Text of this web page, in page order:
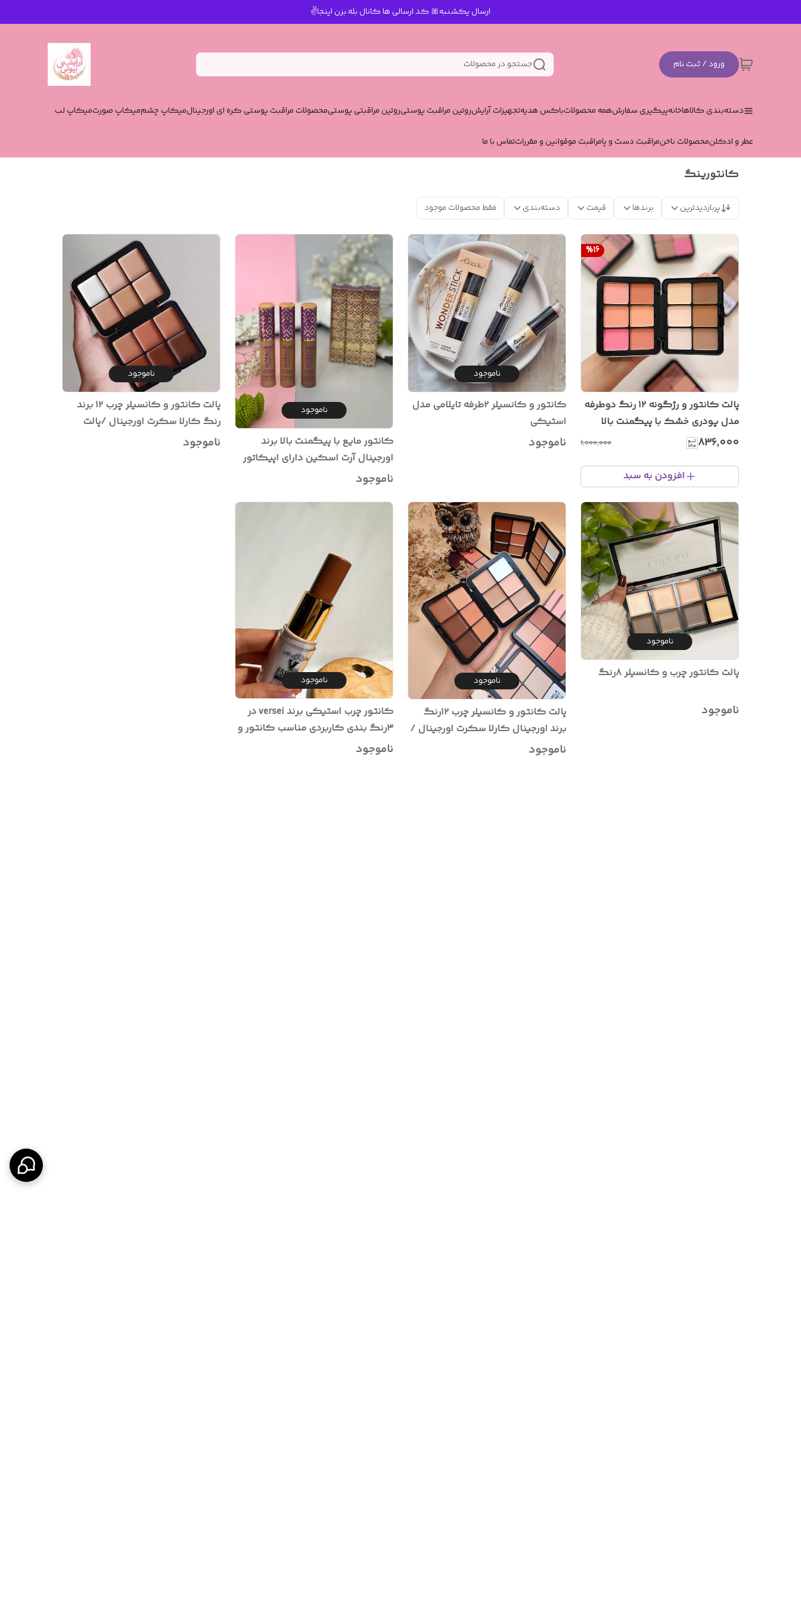
ارسال یکشنبه🎀 کد ارسالی ها کانال بله.بزن اینجا✌️
ورود / ثبت نام جستجو در محصولات
دسته‌بندی کالاهاخانهپیگیری سفارشهمه محصولاتباکس هدیهتجهیزات آرایشروتین مراقبت پوستیروتین مراقبتی پوستیمحصولات مراقبت پوستی کره ای اورجینالمیکاپ چشممیکاپ صورتمیکاپ لب
عطر و ادکلنمحصولات ناخنمراقبت دست و پامراقبت موقوانین و مقرراتتماس با ما
کانتورینگ
پربازدیدترین برندها قیمت دسته‌بندی فقط محصولات موجود
%16
پالت کانتور و رژگونه ۱۲ رنگ دوطرفه
مدل پودری خشک با پیگمنت بالا
۸۳۶٬۰۰۰ ۱٬۰۰۰٬۰۰۰
افزودن به سبد
ناموجود
کانتور و کانسیلر ۲طرفه تایلامی مدل
استیکی
ناموجود
ناموجود
کانتور مایع با پیگمنت بالا برند
اورجینال آرت اسکین دارای اپیکاتور
بلند مناسب فرم دهی و زاویه سازی
ناموجود
ناموجود
پالت کانتور و کانسیلر چرب ۱۲ برند
رنگ کارلا سکرت اورجینال /پالت
گریم و زاویه سازی صورت
ناموجود
ناموجود
پالت کانتور چرب و کانسیلر ۸رنگ
ناموجود
ناموجود
پالت کانتور و کانسیلر چرب ۱۲رنگ
برند اورجینال کارلا سکرت اورجینال /
پالت گریم و زاویه سازی صورت
ناموجود
ناموجود
کانتور چرب استیکی برند versei در
۳رنگ بندی کاربردی مناسب کانتور و
تغییر فرم و زاویه سازی صورت
ناموجود